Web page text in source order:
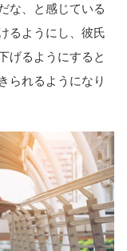
な、と感じている
るようにし、彼氏
げるようにすると
られるようになり